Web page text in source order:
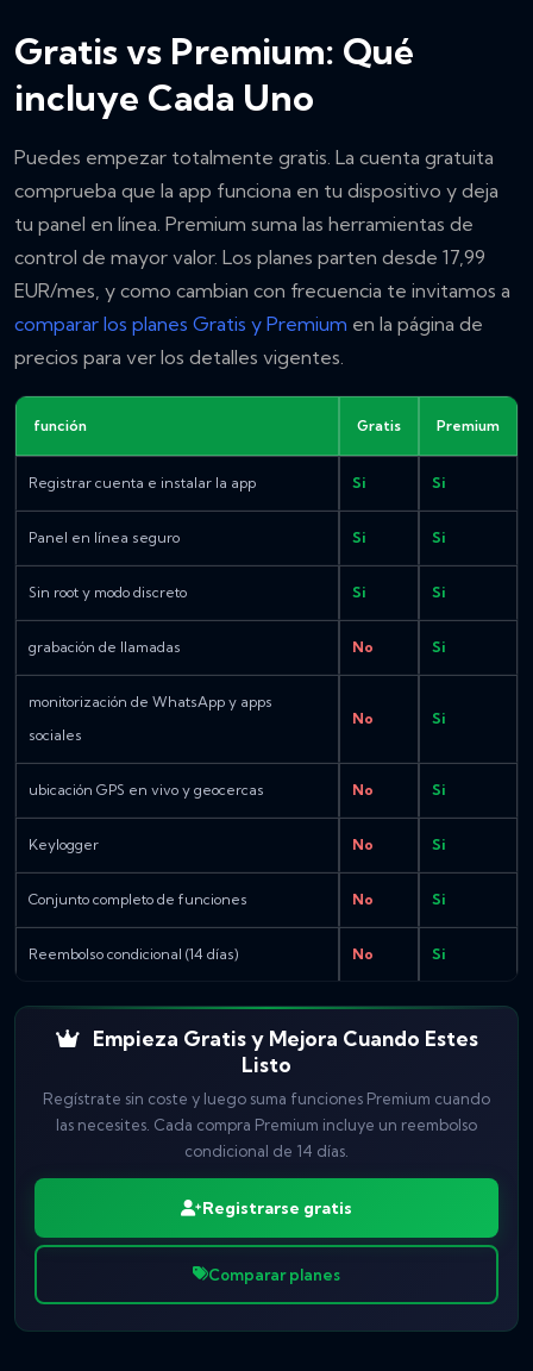
Gratis vs Premium: Qué
incluye Cada Uno
Puedes empezar totalmente gratis. La cuenta gratuita
comprueba que la app funciona en tu dispositivo y deja
tu panel en línea. Premium suma las herramientas de
control de mayor valor. Los planes parten desde 17,99
EUR/mes, y como cambian con frecuencia te invitamos a
comparar los planes Gratis y Premium en la página de
precios para ver los detalles vigentes.
función Gratis Premium
Registrar cuenta e instalar la app Si Si
Panel en línea seguro Si Si
Sin root y modo discreto Si Si
grabación de llamadas No Si
monitorización de WhatsApp y apps
sociales
No Si
ubicación GPS en vivo y geocercas No Si
Keylogger No Si
Conjunto completo de funciones No Si
Reembolso condicional (14 días) No Si
Empieza Gratis y Mejora Cuando Estes
Listo
Regístrate sin coste y luego suma funciones Premium cuando
las necesites. Cada compra Premium incluye un reembolso
condicional de 14 días.
Registrarse gratis
Comparar planes